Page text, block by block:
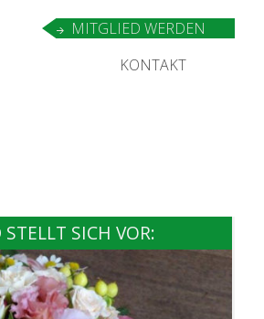
KON­TAKT
MIT­GLIED WERDEN
SICH VOR: